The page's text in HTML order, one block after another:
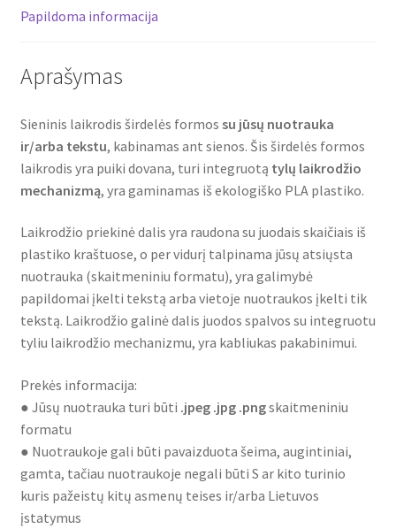
Papildoma informacija
Aprašymas
Sieninis laikrodis širdelės formos su jūsų nuotrauka
ir/arba tekstu, kabinamas ant sienos. Šis širdelės formos
laikrodis yra puiki dovana, turi integruotą tylų laikrodžio
mechanizmą, yra gaminamas iš ekologiško PLA plastiko.
Laikrodžio priekinė dalis yra raudona su juodais skaičiais iš
plastiko kraštuose, o per vidurį talpinama jūsų atsiųsta
nuotrauka (skaitmeniniu formatu), yra galimybė
papildomai įkelti tekstą arba vietoje nuotraukos įkelti tik
tekstą. Laikrodžio galinė dalis juodos spalvos su integruotu
tyliu laikrodžio mechanizmu, yra kabliukas pakabinimui.
Prekės informacija:
● Jūsų nuotrauka turi būti .jpeg .jpg .pngskaitmeniniu
formatu
● Nuotraukoje gali būti pavaizduota šeima, augintiniai,
gamta, tačiau nuotraukoje negali būti S ar kito turinio
kuris pažeistų kitų asmenų teises ir/arba Lietuvos
įstatymus